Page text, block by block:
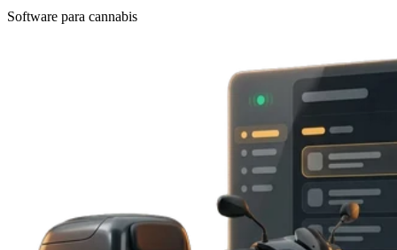
Software para cannabis